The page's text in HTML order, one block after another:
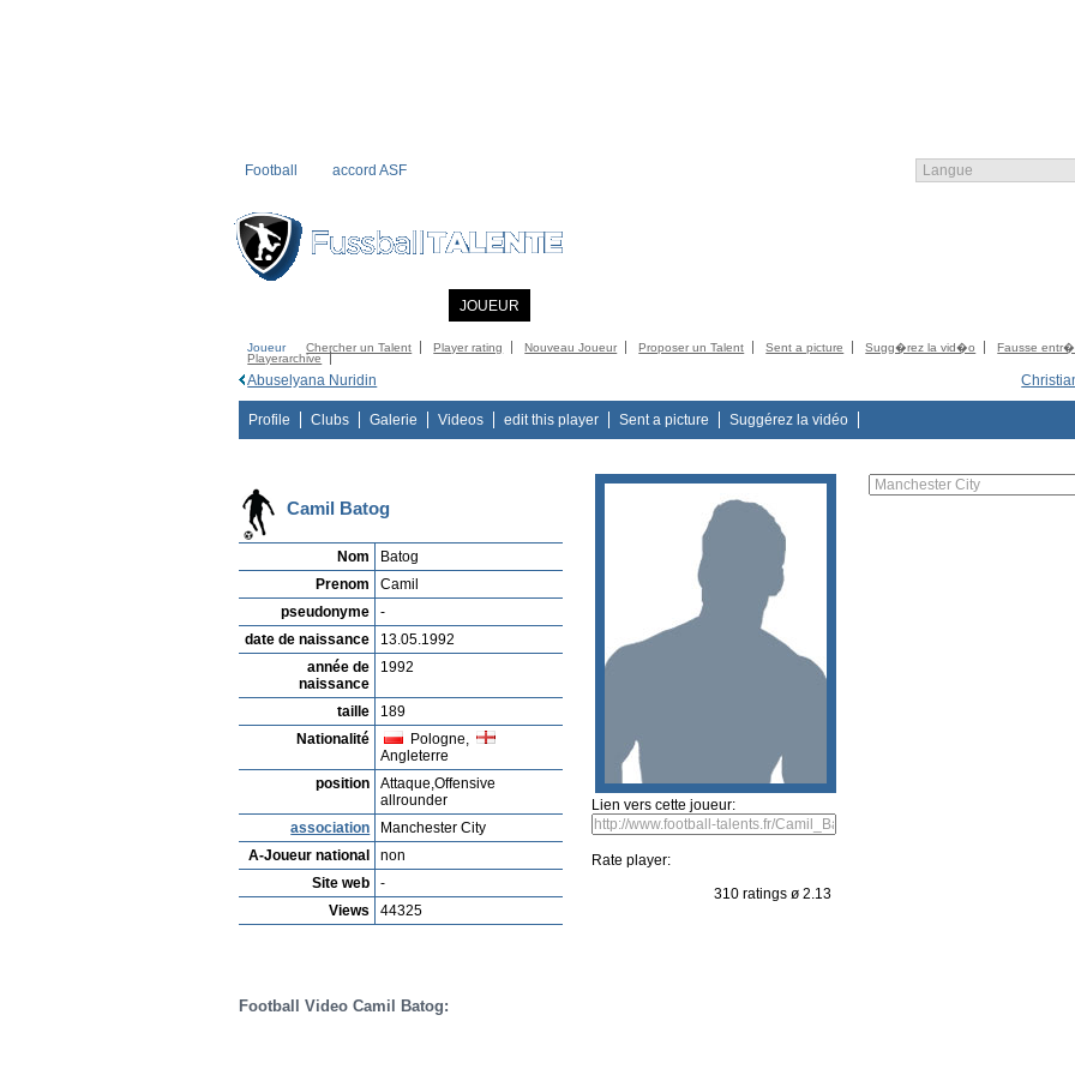
Football accord ASF
JOUEUR
Joueur Chercher un Talent Player rating Nouveau Joueur Proposer un Talent Sent a picture Sugg�rez la vid�o
Fausse
Playerarchive
Abuselyana Nuridin
Profile Clubs Galerie Videos edit this player Sent a picture Suggérez la vidéo
Camil Batog
Nom
Batog
Prenom
Camil
pseudonyme
-
date de naissance
13.05.1992
année de
naissance
1992
taille
189
Nationalité
Pologne,
Angleterre
position
Attaque,Offensive
allrounder
association
Manchester City
A-Joueur national
non
Site web
-
Views
44325
Lien vers cette joueur:
Rate player:
310 ratings ø 2.13
Football Video Camil Batog: